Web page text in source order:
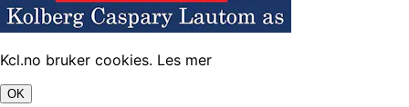
Kcl.no bruker cookies. Les mer
OK